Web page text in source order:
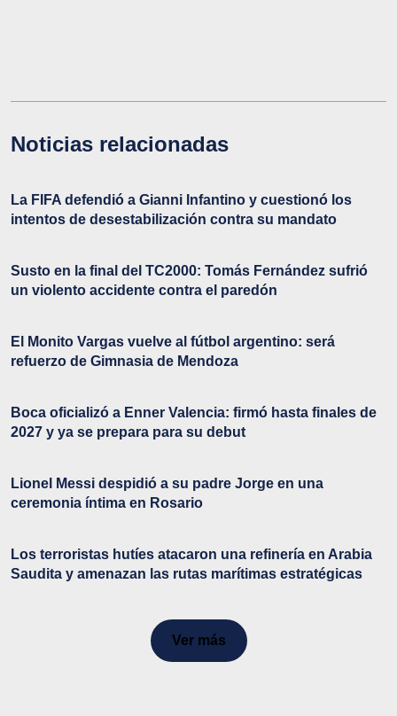
Noticias relacionadas
La FIFA defendió a Gianni Infantino y cuestionó los
intentos de desestabilización contra su mandato
Susto en la final del TC2000: Tomás Fernández sufrió
un violento accidente contra el paredón
El Monito Vargas vuelve al fútbol argentino: será
refuerzo de Gimnasia de Mendoza
Boca oficializó a Enner Valencia: firmó hasta finales de
2027 y ya se prepara para su debut
Lionel Messi despidió a su padre Jorge en una
ceremonia íntima en Rosario
Los terroristas hutíes atacaron una refinería en Arabia
Saudita y amenazan las rutas marítimas estratégicas
Ver más